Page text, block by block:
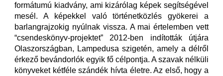
formátumú kiadvány, ami kizárólag képek segítségével
mesél. A képekkel való történetközlés gyökerei a
barlangrajzokig nyúlnak vissza. A mai értelemben vett
“csendeskönyv-projektet” 2012-ben indították útjára
Olaszországban, Lampedusa szigetén, amely a délről
érkező bevándorlók egyik fő célpontja. A szavak nélküli
könyveket kétféle szándék hívta életre. Az első, hogy a